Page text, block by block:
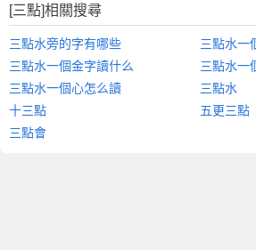
[三點]相關搜尋
三點水旁的字有哪些
三點水一
三點水一個金字讀什么
三點水一
三點水一個心怎么讀
三點水
十三點
五更三點
三點會